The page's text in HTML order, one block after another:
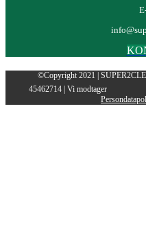
©Copyright 2021 |
45462714 | Vi modtager